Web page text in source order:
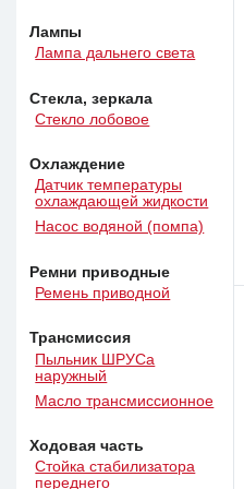
Лампы
Лампа дальнего света
Стекла, зеркала
Стекло лобовое
Охлаждение
Датчик температуры
охлаждающей жидкости
Насос водяной (помпа)
Ремни приводные
Ремень приводной
Трансмиссия
Пыльник ШРУСа
наружный
Масло трансмиссионное
Ходовая часть
Стойка стабилизатора
переднего